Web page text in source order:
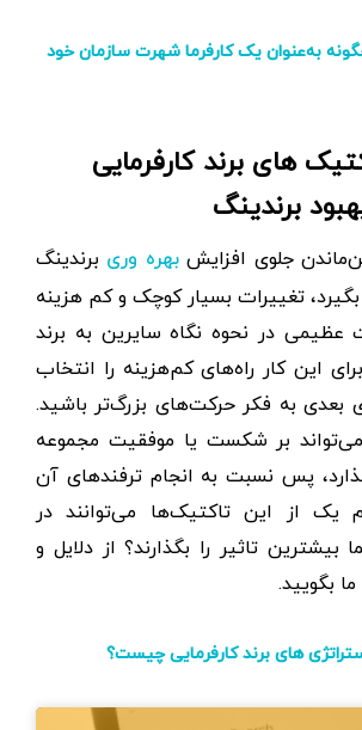
به‌عنوان یک کارفرما شهرت سازمان خود
های برند کارفرمایی
برندینگ
جلوی افزایشبهره وری برندینگ
بگیرد، تغییرات بسیار کوچک و کم هزینه
عظیمی در نحوه نگاه سایرین به برند
این کار راه‌های کم‌هزینه را انتخاب
بعدی به فکر حرکت‌های بزرگ‌تر باشید.
می‌تواند بر شکست یا موفقیت مجموعه
پس نسبت به انجام ترفندهای آن
یک از این تاکتیک‌ها می‌توانند در
تاثیر را بگذارند؟ از دلایل و
بگویید.
های برند کارفرمایی چیست؟